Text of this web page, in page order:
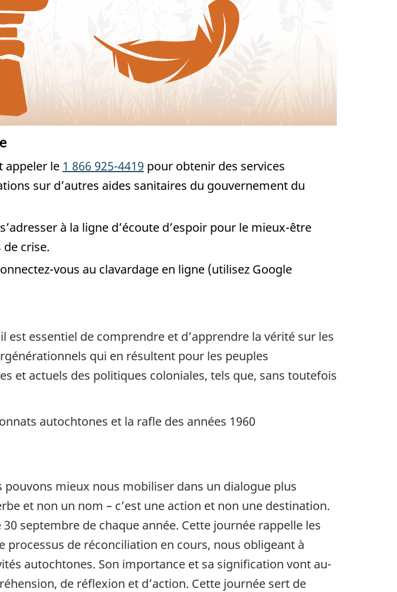
appeler le 1 866 925-4419 pour obtenir des services
sur d’autres aides sanitaires du gouvernement du
à la ligne d’écoute d’espoir pour le mieux-être
crise.
vous au clavardage en ligne (utilisez Google
essentiel de comprendre et d’apprendre la vérité sur les
qui en résultent pour les peuples
et actuels des politiques coloniales, tels que, sans toutefois
autochtones et la rafle des années 1960
mieux nous mobiliser dans un dialogue plus
et non un nom – c’est une action et non une destination.
septembre de chaque année. Cette journée rappelle les
de réconciliation en cours, nous obligeant à
autochtones. Son importance et sa signification vont au-
de réflexion et d’action. Cette journée sert de